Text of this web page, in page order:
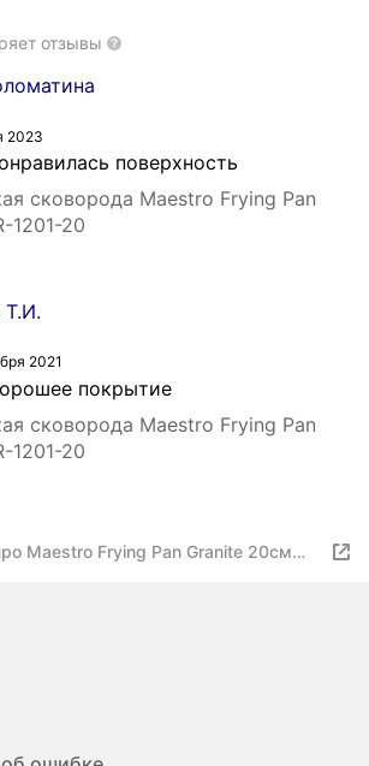
отзывы
2023
поверхность
сковорода Maestro Frying Pan
1201-20
Т.И.
2021
покрытие
сковорода Maestro Frying Pan
1201-20
Maestro Frying Pan Granite 20см